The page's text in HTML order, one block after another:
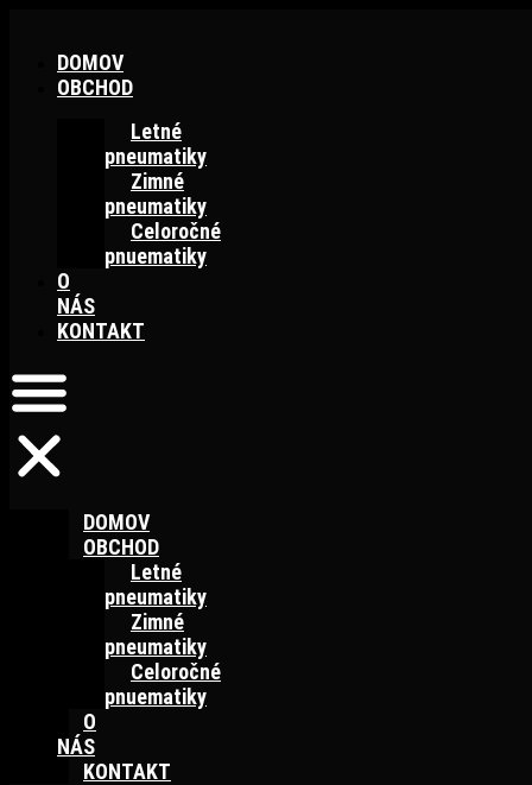
DOMOV
OBCHOD
Letné
pneumatiky
Zimné
pneumatiky
Celoročné
pnuematiky
O
NÁS
KONTAKT
DOMOV
OBCHOD
Letné
pneumatiky
Zimné
pneumatiky
Celoročné
pnuematiky
O
NÁS
KONTAKT